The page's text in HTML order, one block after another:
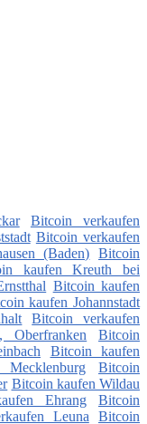
Bitcoin verkaufen
Bitcoin verkaufen
(Baden) Bitcoin
kaufen Kreuth bei
Bitcoin kaufen
kaufen Johannstadt
Bitcoin verkaufen
Oberfranken
Bitcoin
Bitcoin kaufen
Bitcoin
Bitcoin kaufen Wildau
Ehrang
Bitcoin
Leuna Bitcoin